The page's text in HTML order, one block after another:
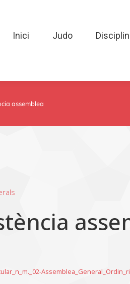
Inici Judo
assemblea